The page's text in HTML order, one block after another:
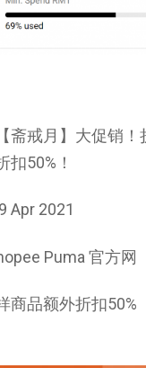
斋戒月】大促销！
50%！
Apr 2021
Puma 官方网
商品额外折扣50%